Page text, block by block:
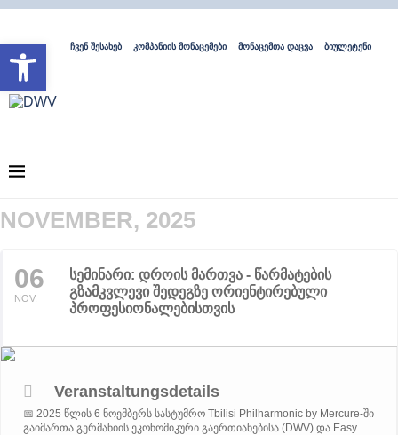
Open toolbarჩვენ შესახებ კომპანიის მონაცემები მონაცემთა დაცვა ბიულეტენი
NOVEMBER, 2025
06
NOV.
სემინარი: დროის მართვა - წარმატების
გზამკვლევი შედეგზე ორიენტირებული
პროფესიონალებისთვის
Veranstaltungsdetails
📅 2025 წლის 6 ნოემბერს სასტუმრო Tbilisi Philharmonic by Mercure-ში
გაიმართა გერმანიის ეკონომიკური გაერთიანებისა (DWV) და Easy